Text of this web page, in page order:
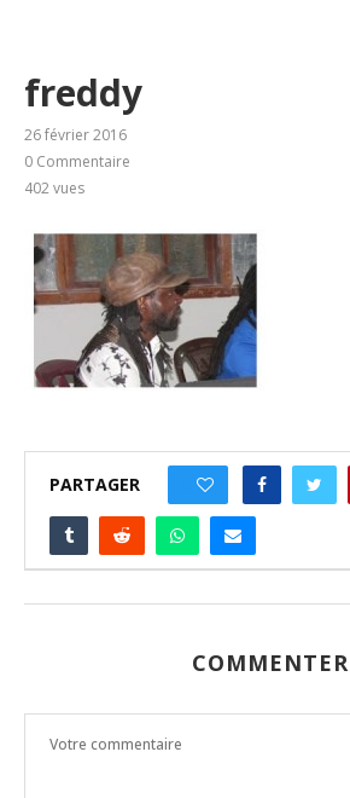
freddy
26 février 2016
0 Commentaire
402vues
PARTAGER
COMMENTER